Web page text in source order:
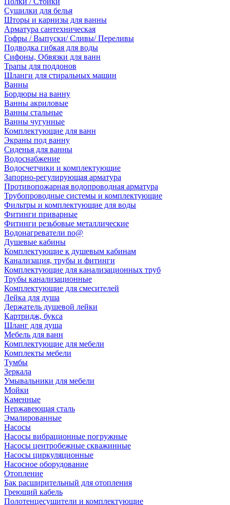
Сушилки для белья
Шторы и карнизы для ванны
Арматура сантехническая
Гофры / Выпуски/ Сливы/ Переливы
Подводка гибкая для воды
Сифоны, Обвязки для ванн
Трапы для поддонов
Шланги для стиральных машин
Ванны
Бордюры на ванну
Ванны акриловые
Ванны стальные
Ванны чугунные
Комплектующие для ванн
Экраны под ванну
Сиденья для ванны
Водоснабжение
Водосчетчики и комплектующие
Запорно-регулирующая арматура
Противопожарная водопроводная арматура
Трубопроводные системы и комплектующие
Фильтры и комплектующие для воды
Фитинги приварные
Фитинги резьбовые металлические
Водонагреватели no@
Душевые кабины
Комплектующие к душевым кабинам
Канализация, трубы и фитинги
Комплектующие для канализационных труб
Трубы канализационные
Комплектующие для смесителей
Лейка для душа
Держатель душевой лейки
Картридж, букса
Шланг для душа
Мебель для ванн
Комплектующие для мебели
Комплекты мебели
Тумбы
Зеркала
Умывальники для мебели
Мойки
Каменные
Нержавеющая сталь
Эмалированные
Насосы
Насосы вибрационные погружные
Насосы центробежные скважинные
Насосы циркуляционные
Насосное оборудование
Отопление
Бак расширительный для отопления
Греющий кабель
Полотенцесушители и комплектующие